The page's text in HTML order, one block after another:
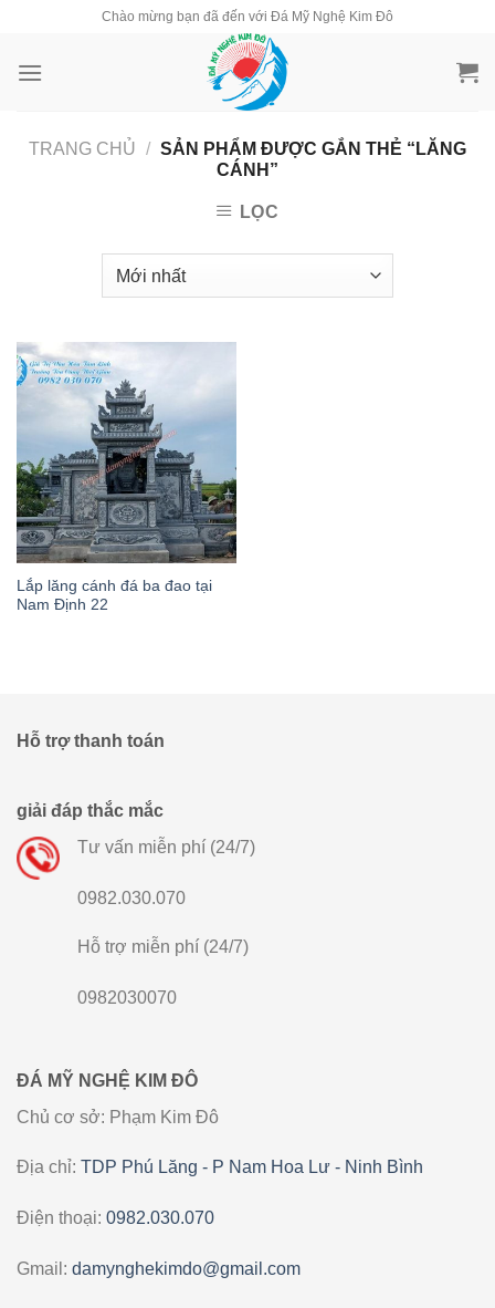
content
Chào mừng bạn đã đến với Đá Mỹ Nghệ Kim Đô
TRANG CHỦ / SẢN PHẨM ĐƯỢC GẮN THẺ “LĂNG
CÁNH”
LỌC
Lắp lăng cánh đá ba đao tại
Nam Định 22
Hỗ trợ thanh toán
giải đáp thắc mắc
Tư vấn miễn phí (24/7)
0982.030.070
Hỗ trợ miễn phí (24/7)
0982030070
ĐÁ MỸ NGHỆ KIM ĐÔ
Chủ cơ sở: Phạm Kim Đô
Địa chỉ: TDP Phú Lăng - P Nam Hoa Lư - Ninh Bình
Điện thoại: 0982.030.070
Gmail: damynghekimdo@gmail.com